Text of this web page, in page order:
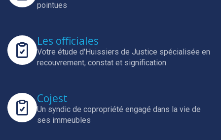
pointues
Les officiales
Votre étude d'Huissiers de Justice spécialisée en
recouvrement, constat et signification
Cojest
Un syndic de copropriété engagé dans la vie de
ses immeubles